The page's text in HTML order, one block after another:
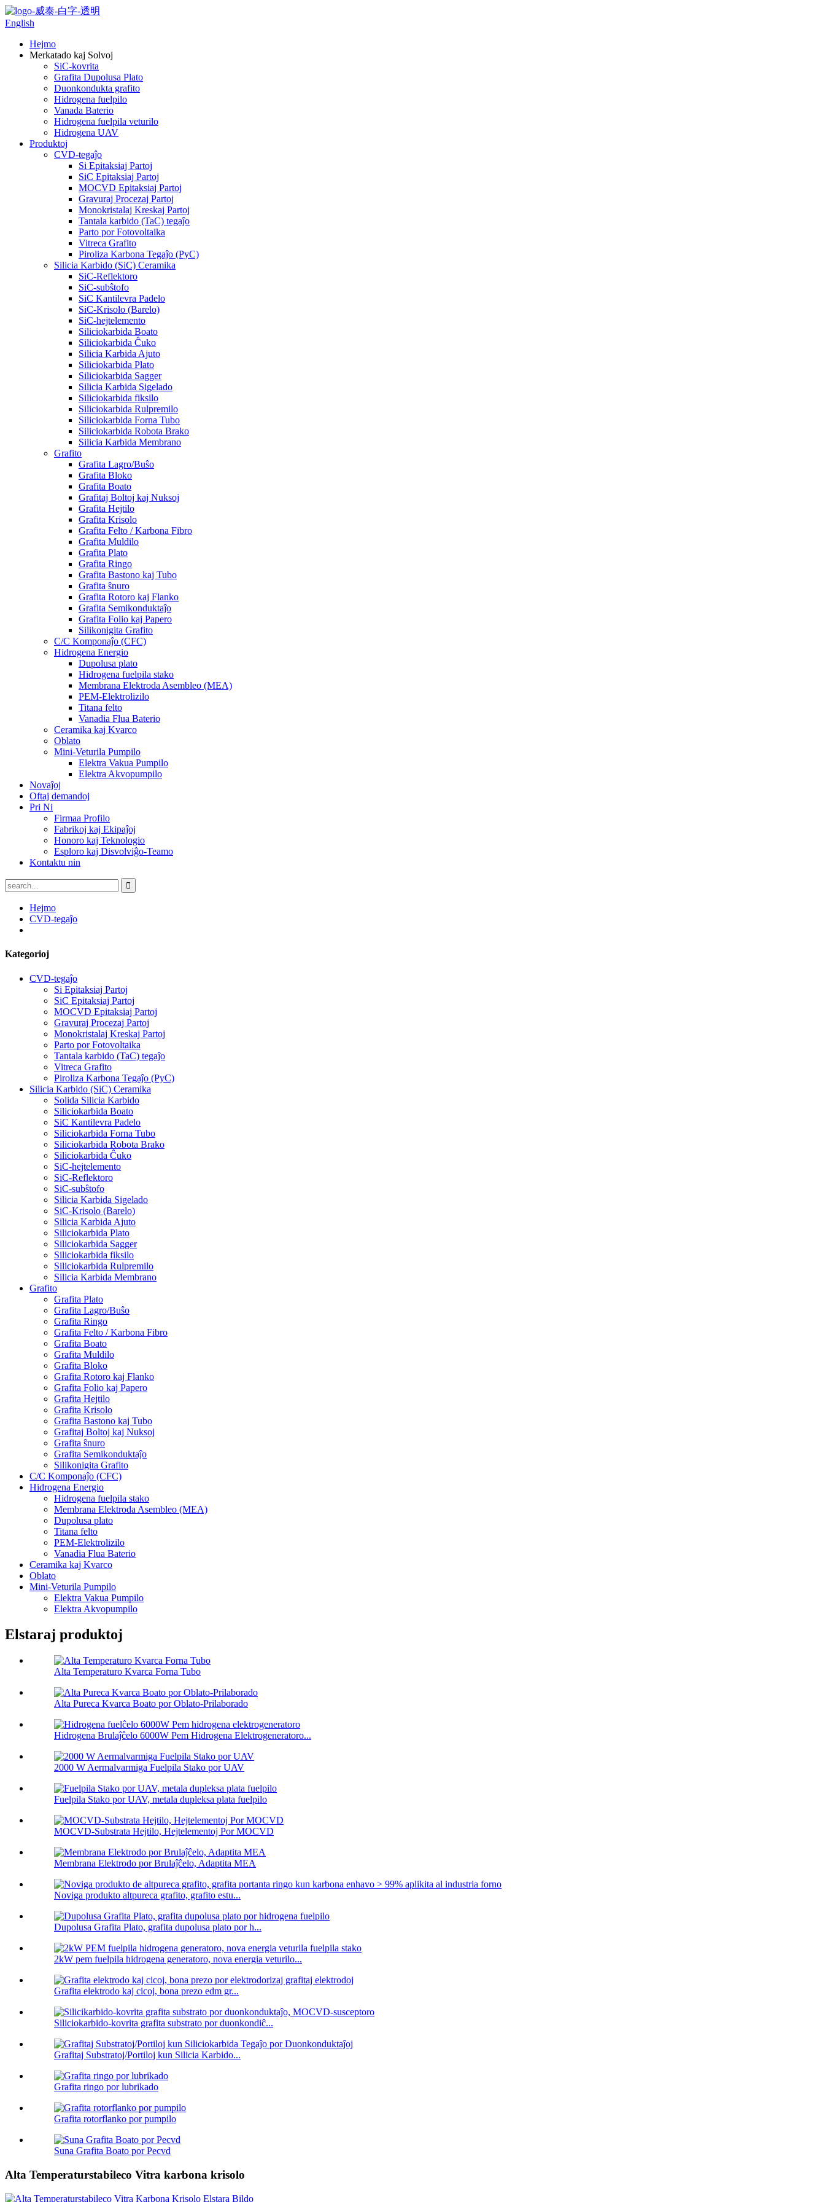
English
Hejmo
Merkatado kaj Solvoj
SiC-kovrita
Grafita Dupolusa Plato
Duonkondukta grafito
Hidrogena fuelpilo
Vanada Baterio
Hidrogena fuelpila veturilo
Hidrogena UAV
Produktoj
CVD-tegaĵo
Si Epitaksiaj Partoj
SiC Epitaksiaj Partoj
MOCVD Epitaksiaj Partoj
Gravuraj Procezaj Partoj
Monokristalaj Kreskaj Partoj
Tantala karbido (TaC) tegaĵo
Parto por Fotovoltaika
Vitreca Grafito
Piroliza Karbona Tegaĵo (PyC)
Silicia Karbido (SiC) Ceramika
SiC-Reflektoro
SiC-subŝtofo
SiC Kantilevra Padelo
SiC-Krisolo (Barelo)
SiC-hejtelemento
Siliciokarbida Boato
Siliciokarbida Ĉuko
Silicia Karbida Ajuto
Siliciokarbida Plato
Siliciokarbida Sagger
Silicia Karbida Sigelado
Siliciokarbida fiksilo
Siliciokarbida Rulpremilo
Siliciokarbida Forna Tubo
Siliciokarbida Robota Brako
Silicia Karbida Membrano
Grafito
Grafita Lagro/Buŝo
Grafita Bloko
Grafita Boato
Grafitaj Boltoj kaj Nuksoj
Grafita Hejtilo
Grafita Krisolo
Grafita Felto / Karbona Fibro
Grafita Muldilo
Grafita Plato
Grafita Ringo
Grafita Bastono kaj Tubo
Grafita ŝnuro
Grafita Rotoro kaj Flanko
Grafita Semikonduktaĵo
Grafita Folio kaj Papero
Silikonigita Grafito
C/C Komponaĵo (CFC)
Hidrogena Energio
Dupolusa plato
Hidrogena fuelpila stako
Membrana Elektroda Asembleo (MEA)
PEM-Elektrolizilo
Titana felto
Vanadia Flua Baterio
Ceramika kaj Kvarco
Oblato
Mini-Veturila Pumpilo
Elektra Vakua Pumpilo
Elektra Akvopumpilo
Novaĵoj
Oftaj demandoj
Pri Ni
Firmaa Profilo
Fabrikoj kaj Ekipaĵoj
Honoro kaj Teknologio
Esploro kaj Disvolviĝo-Teamo
Kontaktu nin
Hejmo
CVD-tegaĵo
Kategorioj
CVD-tegaĵo
Si Epitaksiaj Partoj
SiC Epitaksiaj Partoj
MOCVD Epitaksiaj Partoj
Gravuraj Procezaj Partoj
Monokristalaj Kreskaj Partoj
Parto por Fotovoltaika
Tantala karbido (TaC) tegaĵo
Vitreca Grafito
Piroliza Karbona Tegaĵo (PyC)
Silicia Karbido (SiC) Ceramika
Solida Silicia Karbido
Siliciokarbida Boato
SiC Kantilevra Padelo
Siliciokarbida Forna Tubo
Siliciokarbida Robota Brako
Siliciokarbida Ĉuko
SiC-hejtelemento
SiC-Reflektoro
SiC-subŝtofo
Silicia Karbida Sigelado
SiC-Krisolo (Barelo)
Silicia Karbida Ajuto
Siliciokarbida Plato
Siliciokarbida Sagger
Siliciokarbida fiksilo
Siliciokarbida Rulpremilo
Silicia Karbida Membrano
Grafito
Grafita Plato
Grafita Lagro/Buŝo
Grafita Ringo
Grafita Felto / Karbona Fibro
Grafita Boato
Grafita Muldilo
Grafita Bloko
Grafita Rotoro kaj Flanko
Grafita Folio kaj Papero
Grafita Hejtilo
Grafita Krisolo
Grafita Bastono kaj Tubo
Grafitaj Boltoj kaj Nuksoj
Grafita ŝnuro
Grafita Semikonduktaĵo
Silikonigita Grafito
C/C Komponaĵo (CFC)
Hidrogena Energio
Hidrogena fuelpila stako
Membrana Elektroda Asembleo (MEA)
Dupolusa plato
Titana felto
PEM-Elektrolizilo
Vanadia Flua Baterio
Ceramika kaj Kvarco
Oblato
Mini-Veturila Pumpilo
Elektra Vakua Pumpilo
Elektra Akvopumpilo
Elstaraj produktoj
Alta Temperaturo Kvarca Forna Tubo
Alta Pureca Kvarca Boato por Oblato-Prilaborado
Hidrogena Brulaĵĉelo 6000W Pem Hidrogena Elektrogeneratoro...
2000 W Aermalvarmiga Fuelpila Stako por UAV
Fuelpila Stako por UAV, metala dupleksa plata fuelpilo
MOCVD-Substrata Hejtilo, Hejtelementoj Por MOCVD
Membrana Elektrodo por Brulaĵĉelo, Adaptita MEA
Noviga produkto altpureca grafito, grafito estu...
Dupolusa Grafita Plato, grafita dupolusa plato por h...
2kW pem fuelpila hidrogena generatoro, nova energia veturilo...
Grafita elektrodo kaj cicoj, bona prezo edm gr...
Siliciokarbido-kovrita grafita substrato por duonkondiĉ...
Grafitaj Substratoj/Portiloj kun Silicia Karbido...
Grafita ringo por lubrikado
Grafita rotorflanko por pumpilo
Suna Grafita Boato por Pecvd
Alta Temperaturstabileco Vitra karbona krisolo